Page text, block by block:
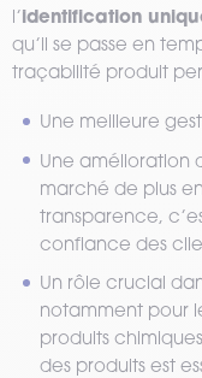
l’identification
qu’il se passe en
traçabilité produit
Une meilleure
Une amélioration
marché de plus
transparence,
confiance des
Un rôle crucial
notamment pour
produits
des produits est